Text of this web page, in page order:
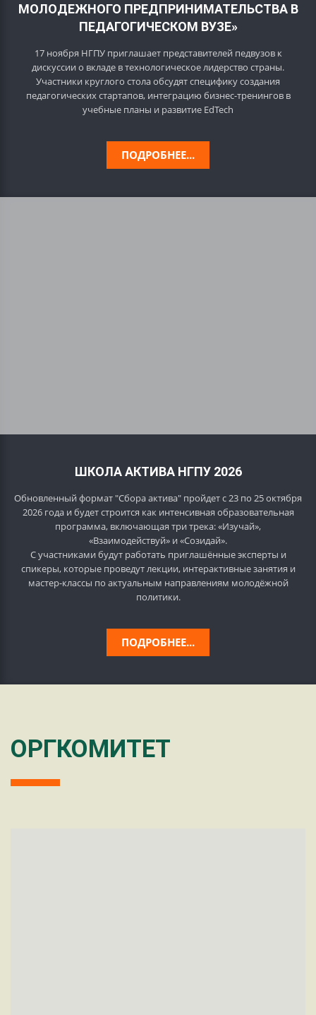
МОЛОДЕЖНОГО ПРЕДПРИНИМАТЕЛЬСТВА В
ПЕДАГОГИЧЕСКОМ ВУЗЕ»
17 ноября НГПУ приглашает представителей педвузов к
дискуссии о вкладе в технологическое лидерство страны.
Участники круглого стола обсудят специфику создания
педагогических стартапов, интеграцию бизнес-тренингов в
учебные планы и развитие EdTech
ПОДРОБНЕЕ...
ШКОЛА АКТИВА НГПУ 2026
Обновленный формат "Сбора актива" пройдет с 23 по 25 октября
2026 года и будет строится как интенсивная образовательная
программа, включающая три трека: «Изучай»,
«Взаимодействуй» и «Созидай».
С участниками будут работать приглашённые эксперты и
спикеры, которые проведут лекции, интерактивные занятия и
мастер-классы по актуальным направлениям молодёжной
политики.
ПОДРОБНЕЕ...
ОРГКОМИТЕТ